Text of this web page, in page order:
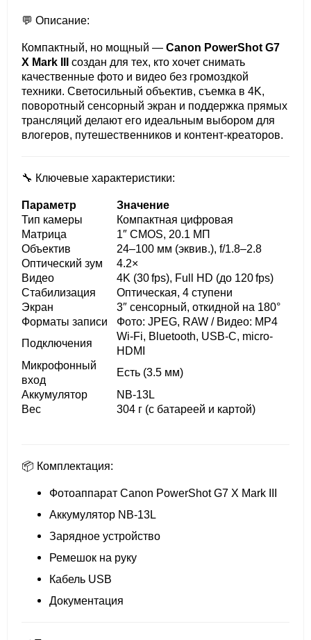
💬 Описание:
Компактный, но мощный — Canon PowerShot G7
X Mark III
создан для тех, кто хочет снимать
качественные фото и видео без громоздкой
техники. Светосильный объектив, съемка в 4K,
поворотный сенсорный экран и поддержка прямых
трансляций делают его идеальным выбором для
влогеров, путешественников и контент-креаторов.
🔧 Ключевые характеристики:
Параметр
Значение
Тип камеры
Компактная цифровая
Матрица
1″ CMOS, 20.1 МП
Объектив
24–100 мм (эквив.), f/1.8–2.8
Оптический зум
4.2×
Видео
4K (30 fps), Full HD (до 120 fps)
Стабилизация
Оптическая, 4 ступени
Экран
3″ сенсорный, откидной на 180°
Форматы записи
Фото: JPEG, RAW / Видео: MP4
Подключения
Wi-Fi, Bluetooth, USB-C, micro-
HDMI
Микрофонный
вход
Есть (3.5 мм)
Аккумулятор
NB-13L
Вес
304 г (с батареей и картой)
📦 Комплектация:
Фотоаппарат Canon PowerShot G7 X Mark III
Аккумулятор NB-13L
Зарядное устройство
Ремешок на руку
Кабель USB
Документация